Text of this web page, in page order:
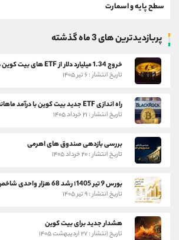
سطح پایه و اسمارت
پربازدیدترین های 3 ماه گذشته
خروج 1.34 میلیارد دلار از ETF های بیت کوین در یک هفته
تاریخ انتشار : ۶ تیر ۱۴۰۵
راه اندازی ETF جدید بیت کوین با درآمد ماهانه
تاریخ انتشار : ۲۱ خرداد ۱۴۰۵
بررسی بازدهی صندوق های اهرمی
تاریخ انتشار : ۲۰ خرداد ۱۴۰۵
تاریخ انتشار : ۹ تیر ۱۴۰۵
هشدار جدید برای بیت کوین
تاریخ انتشار : ۲۷ اردیبهشت ۱۴۰۵